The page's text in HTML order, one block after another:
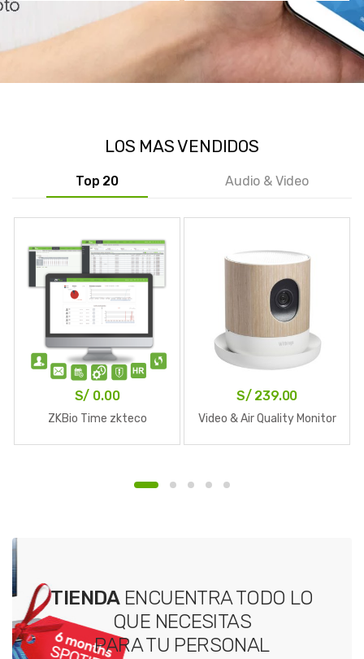
LOS MAS VENDIDOS
Top 20 Audio & Video
S/ 0.00
ZKBio Time zkteco
S/239.00
Video & Air Quality Monitor
TIENDAENCUENTRA TODO LO
QUE NECESITAS
PARA TU PERSONAL